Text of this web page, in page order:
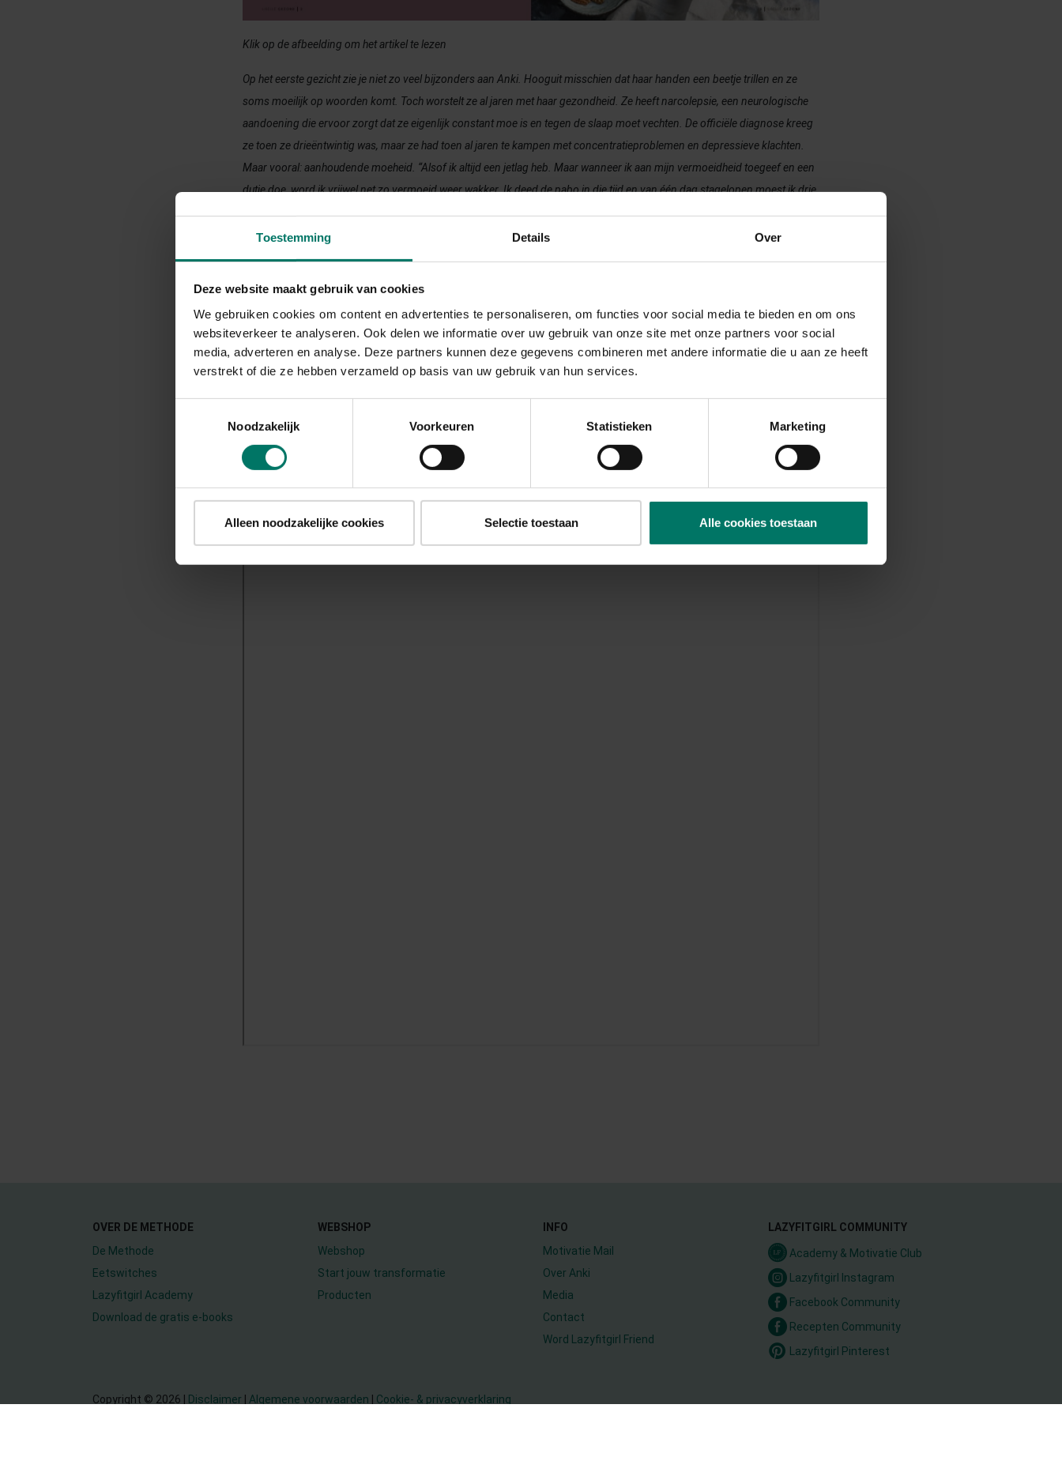
Toestemming Details Over
Deze website maakt gebruik van cookies
We gebruiken cookies om content en advertenties te personaliseren, om functies voor social media te bieden en om ons
websiteverkeer te analyseren. Ook delen we informatie over uw gebruik van onze site met onze partners voor social
media, adverteren en analyse. Deze partners kunnen deze gegevens combineren met andere informatie die u aan ze heeft
verstrekt of die ze hebben verzameld op basis van uw gebruik van hun services.
Noodzakelijk
Voorkeuren Statistieken Marketing
Alleen noodzakelijke cookies Selectie toestaan Alle cookies toestaan
Klik op de afbeelding om het artikel te lezen
Op het eerste gezicht zie je niet zo veel bijzonders aan Anki. Hooguit misschien dat haar handen een beetje trillen en ze
soms moeilijk op woorden komt. Toch worstelt ze al jaren met haar gezondheid. Ze heeft narcolepsie, een neurologische
aandoening die ervoor zorgt dat ze eigenlijk constant moe is en tegen de slaap moet vechten. De officiële diagnose kreeg
ze toen ze drieëntwintig was, maar ze had toen al jaren te kampen met concentratieproblemen en depressieve klachten.
Maar vooral: aanhoudende moeheid. “Alsof ik altijd een jetlag heb. Maar wanneer ik aan mijn vermoeidheid toegeef en een
dutje doe, word ik vrijwel net zo vermoeid weer wakker. Ik deed de pabo in die tijd en van één dag stagelopen moest ik drie
van.”
LEES HIER HET ARTIKEL
OVER DE METHODE
De Methode
Eetswitches
Lazyfitgirl Academy
Download de gratis e-books
WEBSHOP
Webshop
Start jouw transformatie
Producten
INFO
Motivatie Mail
Over Anki
Media
Contact
Word Lazyfitgirl Friend
LAZYFITGIRL COMMUNITY
Academy & Motivatie Club
Lazyfitgirl Instagram
Facebook Community
Recepten Community
Lazyfitgirl Pinterest
Copyright © 2026 | Disclaimer Algemene voorwaarden Cookie- & privacyverklaring